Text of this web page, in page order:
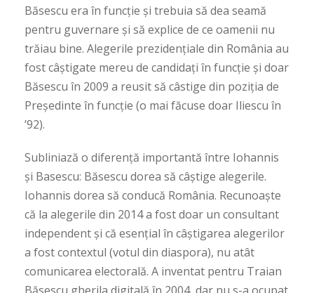
Băsescu era în funcție și trebuia să dea seamă
pentru guvernare și să explice de ce oamenii nu
trăiau bine. Alegerile prezidențiale din România au
fost câștigate mereu de candidați în funcție și doar
Băsescu în 2009 a reusit să câstige din poziția de
Președinte în funcție (o mai făcuse doar Iliescu în
’92).
Subliniază o diferență importantă între Iohannis
și Basescu: Băsescu dorea să câștige alegerile.
Iohannis dorea să conducă România. Recunoaște
că la alegerile din 2014 a fost doar un consultant
independent și că esențial în câștigarea alegerilor
a fost contextul (votul din diaspora), nu atât
comunicarea electorală. A inventat pentru Traian